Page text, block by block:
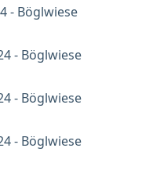
- Böglwiese
- Böglwiese
- Böglwiese
- Böglwiese